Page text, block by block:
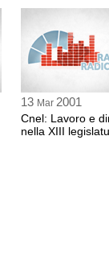
13 Mar 2001
Cnel: Lavoro e
nella XIII